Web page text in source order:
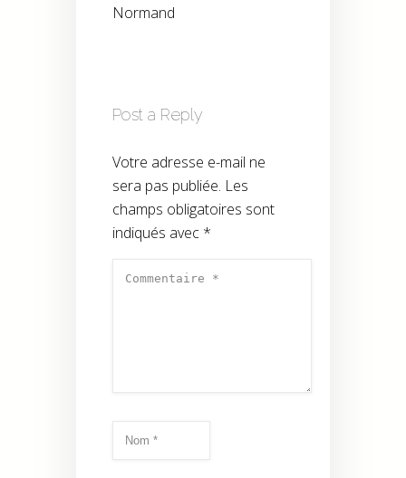
Normand
Post a Reply
Votre adresse e-mail ne
sera pas publiée. Les
champs obligatoires sont
indiqués avec *